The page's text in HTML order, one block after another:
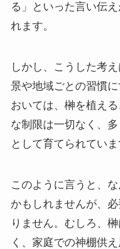
る」といった言い伝
れます。
しかし、こうした考
景や地域ごとの習慣
おいては、榊を植え
な制限は一切なく、
として育てられていま
このように言うと、
かもしれませんが、
りません。むしろ、
く、家庭での神棚供